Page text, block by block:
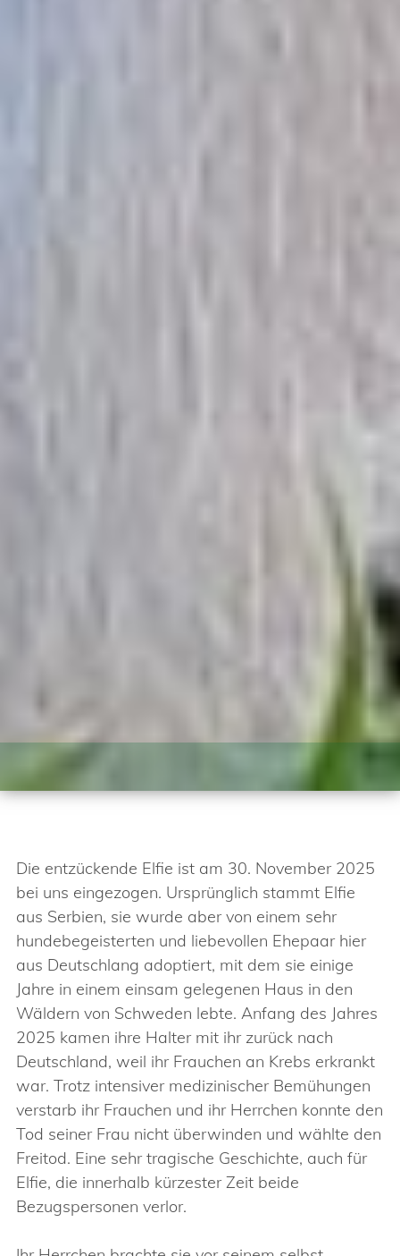
Die entzückende Elfie ist am 30. November 2025
bei uns eingezogen. Ursprünglich stammt Elfie
aus Serbien, sie wurde aber von einem sehr
hundebegeisterten und liebevollen Ehepaar hier
aus Deutschlang adoptiert, mit dem sie einige
Jahre in einem einsam gelegenen Haus in den
Wäldern von Schweden lebte. Anfang des Jahres
2025 kamen ihre Halter mit ihr zurück nach
Deutschland, weil ihr Frauchen an Krebs erkrankt
war. Trotz intensiver medizinischer Bemühungen
verstarb ihr Frauchen und ihr Herrchen konnte den
Tod seiner Frau nicht überwinden und wählte den
Freitod. Eine sehr tragische Geschichte, auch für
Elfie, die innerhalb kürzester Zeit beide
Bezugspersonen verlor.